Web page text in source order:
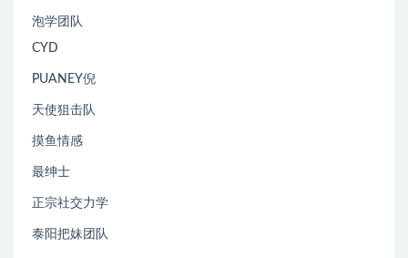
泡学团队
CYD
PUANEY倪
天使狙击队
摸鱼情感
最绅士
正宗社交力学
泰阳把妹团队